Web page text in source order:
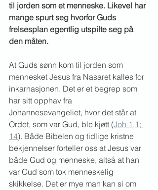
til jorden som et menneske. Likevel har
mange spurt seg hvorfor Guds
frelsesplan egentlig utspilte seg på
den måten.
At Guds sønn kom til jorden som
mennesket Jesus fra Nasaret kalles for
inkarnasjonen. Det er et begrep som
har sitt opphav fra
Johannesevangeliet, hvor det står at
Ordet, som var Gud, ble kjøtt (Joh 1,1;
14). Både Bibelen og tidlige kristne
bekjennelser forteller oss at Jesus var
både Gud og menneske, altså at han
var Gud som tok menneskelig
skikkelse. Det er mye man kan si om